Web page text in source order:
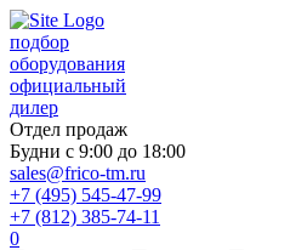
подбор
оборудования
официальный
дилер
Отдел продаж
Будни с 9:00 до 18:00
sales@frico-tm.ru
+7 (495) 545-47-99
+7 (812) 385-74-11
0